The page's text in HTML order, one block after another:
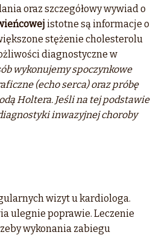
oraz szczegółowy wywiad o
istotne są informacje o
stężenie cholesterolu
diagnostyczne w
wykonujemy spoczynkowe
(echo serca) oraz próbę
Holtera. Jeśli na tej podstawie
inwazyjnej choroby
wizyt u kardiologa.
ulegnie poprawie. Leczenie
wykonania zabiegu